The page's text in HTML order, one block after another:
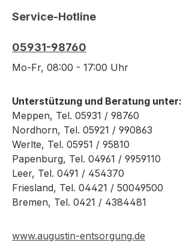
Service-Hotline
05931-98760
Mo-Fr, 08:00 - 17:00 Uhr
Unterstützung und Beratung unter:
Meppen, Tel. 05931 / 98760
Nordhorn, Tel. 05921 / 990863
Werlte, Tel. 05951 / 95810
Papenburg, Tel. 04961 / 9959110
Leer, Tel. 0491 / 454370
Friesland, Tel. 04421 / 50049500
Bremen, Tel. 0421 / 4384481
www.augustin-entsorgung.de